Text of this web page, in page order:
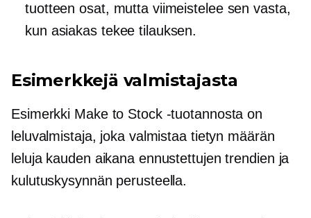
tuotteen osat, mutta viimeistelee sen vasta,
kun asiakas tekee tilauksen.
Esimerkkejä valmistajasta
Esimerkki Make to Stock -tuotannosta on
leluvalmistaja, joka valmistaa tietyn määrän
leluja kauden aikana ennustettujen trendien ja
kulutuskysynnän perusteella.